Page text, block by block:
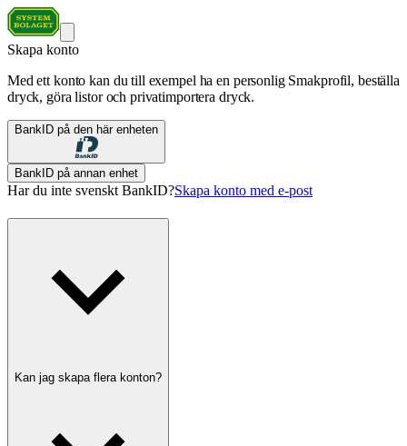
Skapa konto
Med ett konto kan du till exempel ha en personlig Smakprofil, beställa
dryck, göra listor och privatimportera dryck.
BankID på den här enheten
BankID på annan enhet
Har du inte svenskt BankID?Skapa konto med e-post
Kan jag skapa flera konton?